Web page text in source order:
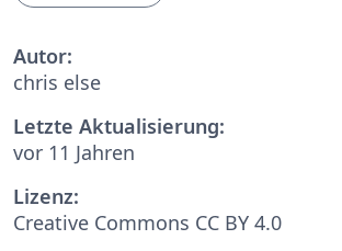
Autor:
chris else
Letzte Aktualisierung:
vor 11 Jahren
Lizenz:
Creative Commons CC BY 4.0